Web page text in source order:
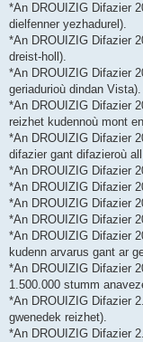
*An DROUIZIG Difazier
dielfenner yezhadurel).
*An DROUIZIG Difazier
dreist-holl).
*An DROUIZIG Difazier
geriadurioù dindan Vista).
*An DROUIZIG Difazier
reizhet kudennoù mont
*An DROUIZIG Difazier
difazier gant difazieroù
*An DROUIZIG Difazier
*An DROUIZIG Difazier
*An DROUIZIG Difazier
*An DROUIZIG Difazier
*An DROUIZIG Difazier
kudenn arvarus gant ar
*An DROUIZIG Difazier
1.500.000 stumm
*An DROUIZIG Difazier
gwenedek reizhet).
*An DROUIZIG Difazier